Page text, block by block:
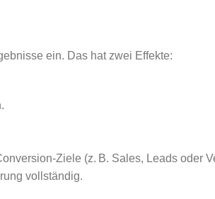
ein. Das hat zwei Effekte:
Ziele (z. B. Sales, Leads oder
vollständig.